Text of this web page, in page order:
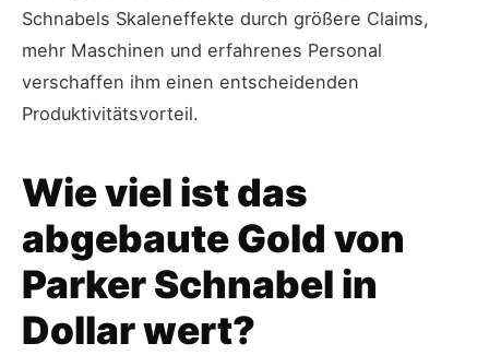
Schnabels Skaleneffekte durch größere Claims,
mehr Maschinen und erfahrenes Personal
verschaffen ihm einen entscheidenden
Produktivitätsvorteil.
Wie viel ist das
abgebaute Gold von
Parker Schnabel in
Dollar wert?